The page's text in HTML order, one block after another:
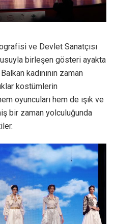
ve Devlet Sanatçısı
birleşen gösteri ayakta
kadınının zaman
kostümlerin
oyuncuları hem de ışık ve
bir zaman yolculuğunda